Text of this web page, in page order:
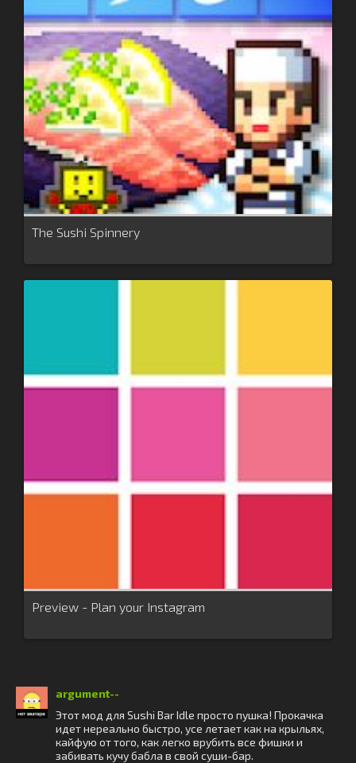
The Sushi Spinnery
Preview - Plan your Instagram
argument--
Этот мод для Sushi Bar Idle просто пушка! Прокачка
идет нереально быстро, усе летает как на крыльях,
кайфую от того, как легко врубить все фишки и
забивать кучу бабла в свой суши-бар.